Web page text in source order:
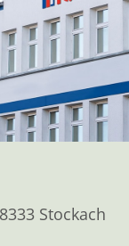
Stockach